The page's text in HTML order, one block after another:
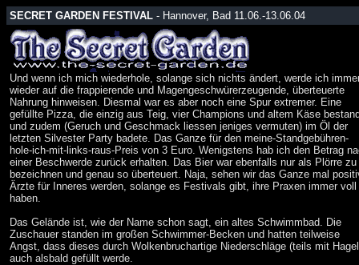
SECRET GARDEN FESTIVAL - Hannover, Bad 11.06.-13.06.04
Und wenn ich mich wiederhole, solange sich nichts ändert, werde ich
wieder auf die frappierende und Magengeschwürerzeugende, überteuerte
Nahrung hinweisen. Diesmal war es aber noch eine Spur extremer. Eine
gefüllte Pizza, die einzig aus Teig, vier Champions und altem Käse
und zudem (Geruch und Geschmack liessen jeniges vermuten) im Öl der
letzten Silvester Party badete. Das Ganze für den meine-Standgebühren-
hole-ich-mit-links-raus-Preis von 3 Euro. Wenigstens hab ich den Betrag
einer Beschwerde zurück erhalten. Das Bier war ebenfalls nur als Plörre zu
bezeichnen und genau so überteuert. Naja, sehen wir das Ganze mal
Ärzte für Inneres werden, solange es Festivals gibt, ihre Praxen immer voll
haben.
Das Gelände ist, wie der Name schon sagt, ein altes Schwimmbad. Die
Zuschauer standen im großen Schwimmer-Becken und hatten teilweise
Angst, dass dieses durch Wolkenbruchartige Niederschläge (teils mit
auch alsbald gefüllt werde.